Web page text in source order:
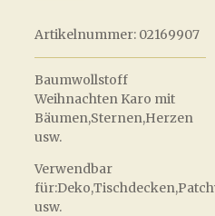
Artikelnummer: 02169907
Baumwollstoff
Weihnachten Karo mit
Bäumen,Sternen,Herzen
usw.
Verwendbar
usw.